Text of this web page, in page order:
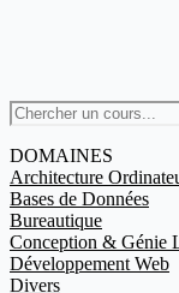
DOMAINES
Architecture
Bases de Données
Bureautique
Conception & Génie
Développement Web
Divers